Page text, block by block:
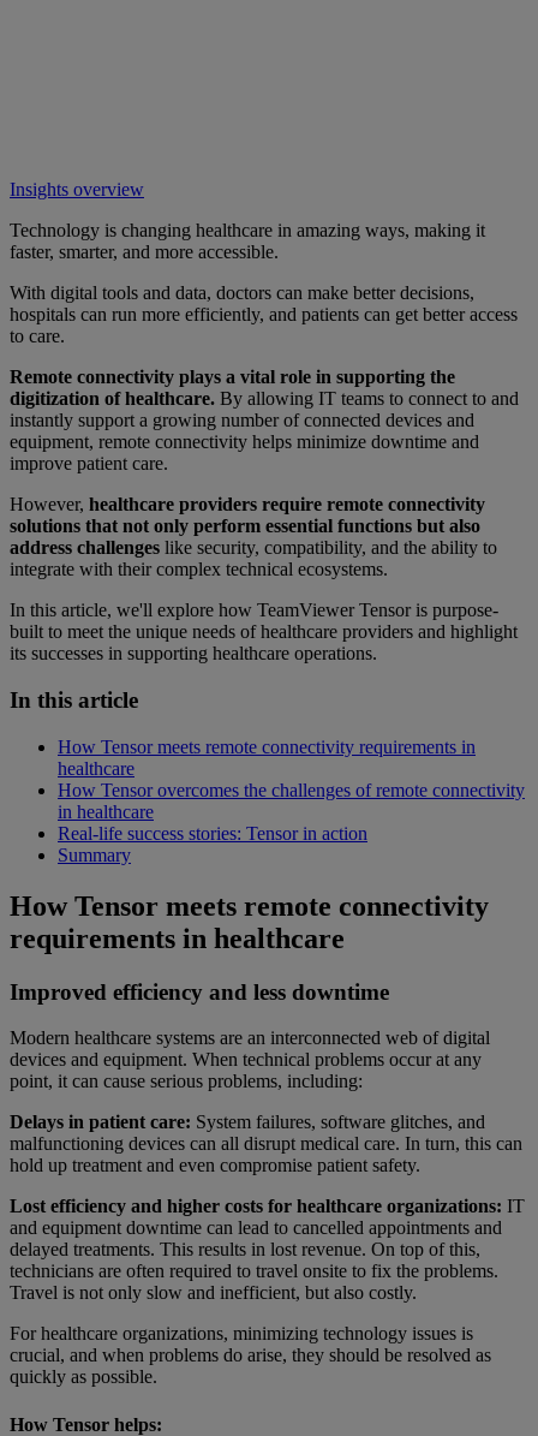
Insights overview
Technology is changing healthcare in amazing ways, making it
faster, smarter, and more accessible.
With digital tools and data, doctors can make better decisions,
hospitals can run more efficiently, and patients can get better access
to care.
Remote connectivity plays a vital role in supporting the
digitization of healthcare. By allowing IT teams to connect to and
instantly support a growing number of connected devices and
equipment, remote connectivity helps minimize downtime and
improve patient care.
However, healthcare providers require remote connectivity
solutions that not only perform essential functions but also
address challenges like security, compatibility, and the ability to
integrate with their complex technical ecosystems.
In this article, we'll explore how TeamViewer Tensor is purpose-
built to meet the unique needs of healthcare providers and highlight
its successes in supporting healthcare operations.
In this article
How Tensor meets remote connectivity requirements in
healthcare
How Tensor overcomes the challenges of remote connectivity
in healthcare
Real-life success stories: Tensor in action
Summary
How Tensor meets remote connectivity
requirements in healthcare
Improved efficiency and less downtime
Modern healthcare systems are an interconnected web of digital
devices and equipment. When technical problems occur at any
point, it can cause serious problems, including:
Delays in patient care: System failures, software glitches, and
malfunctioning devices can all disrupt medical care. In turn, this can
hold up treatment and even compromise patient safety.
Lost efficiency and higher costs for healthcare organizations: IT
and equipment downtime can lead to cancelled appointments and
delayed treatments. This results in lost revenue. On top of this,
technicians are often required to travel onsite to fix the problems.
Travel is not only slow and inefficient, but also costly.
For healthcare organizations, minimizing technology issues is
crucial, and when problems do arise, they should be resolved as
quickly as possible.
How Tensor helps: